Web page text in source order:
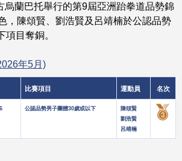
烏蘭巴托舉行的第9屆亞洲跆拳道品勢錦
，陳頌賢、劉浩賢及呂靖楠於公認品勢
項目奪銅。
年5月)
比賽項目 運動員 名次
公認品勢男子團體30歲或以下
陳頌賢
劉浩賢
呂靖楠